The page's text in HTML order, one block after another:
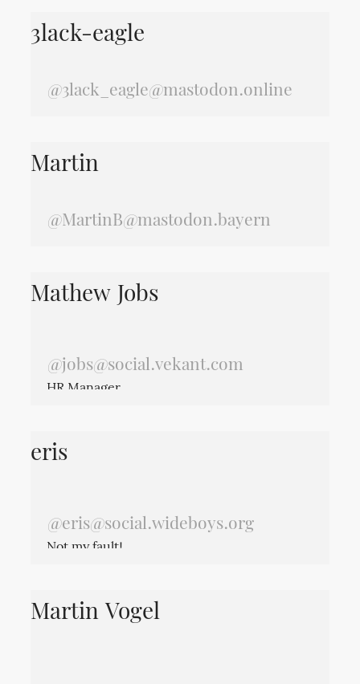
3lack-eagle
@3lack_eagle@mastodon.online
Martin
@MartinB@mastodon.bayern
Mathew Jobs
@jobs@social.vekant.com
HR Manager
eris
@eris@social.wideboys.org
Not my fault!
Martin Vogel